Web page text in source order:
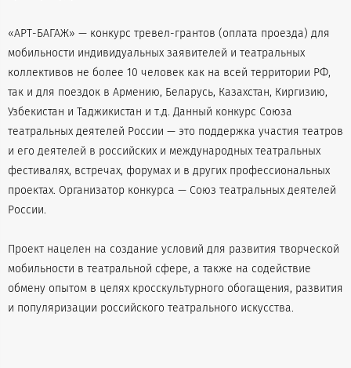
«АРТ-БАГАЖ» — конкурс тревел-грантов (оплата проезда) для
мобильности индивидуальных заявителей и театральных
коллективов не более 10 человек как на всей территории РФ,
так и для поездок в Армению, Беларусь, Казахстан, Киргизию,
Узбекистан и Таджикистан и т.д. Данный конкурс Союза
театральных деятелей России — это поддержка участия театров
и его деятелей в российских и международных театральных
фестивалях, встречах, форумах и в других профессиональных
проектах. Организатор конкурса — Союз театральных деятелей
России.
Проект нацелен на создание условий для развития творческой
мобильности в театральной сфере, а также на содействие
обмену опытом в целях кросскультурного обогащения, развития
и популяризации российского театрального искусства.